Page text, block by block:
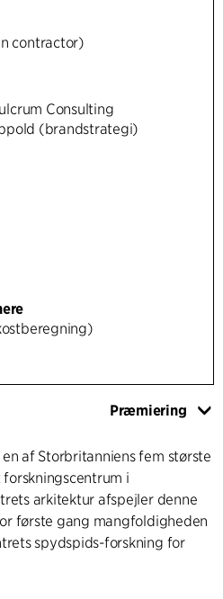
contractor)
Consulting
(brandstrategi)
Præmiering
af Storbritanniens fem største
i
arkitektur afspejler denne
første gang mangfoldigheden
spydspids-forskning for